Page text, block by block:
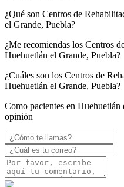
¿Qué son Centros de
el Grande, Puebla?
¿Me recomiendas los Centros
Huehuetlán el Grande, Puebla?
¿Cuáles son los Centros de
Huehuetlán el Grande, Puebla?
Como pacientes en Huehuetlán
opinión